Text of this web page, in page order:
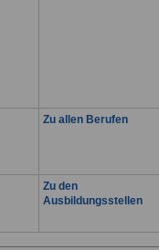
Zu allen Berufen
Zu den
Ausbildungsstellen